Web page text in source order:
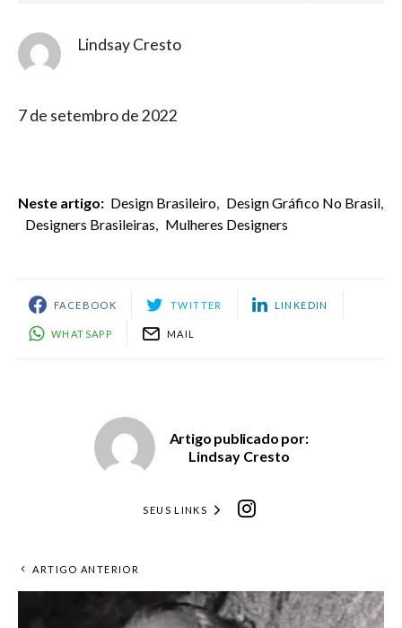
Lindsay Cresto
7 de setembro de 2022
Neste artigo: Design Brasileiro, Design Gráfico No Brasil,
Designers Brasileiras, Mulheres Designers
FACEBOOK TWITTER LINKEDIN
WHATSAPP MAIL
Artigo publicado por:
Lindsay Cresto
SEUS LINKS
ARTIGO ANTERIOR